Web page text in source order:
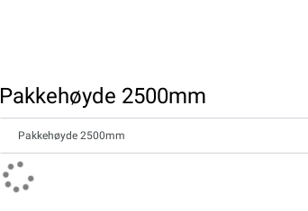
Pakkehøyde 2500mm
Pakkehøyde 2500mm